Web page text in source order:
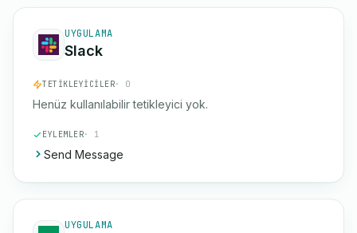
UYGULAMA
Slack
TETIKLEYICILER· 0
Henüz kullanılabilir tetikleyici yok.
EYLEMLER· 1
Send Message
UYGULAMA